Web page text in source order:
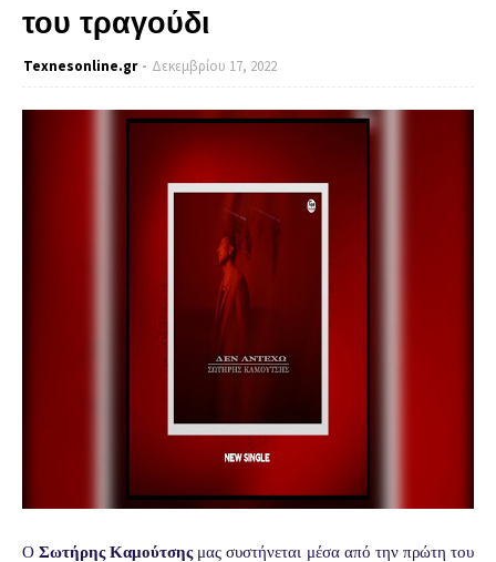
του τραγούδι
Texnesοnline.gr Δεκεμβρίου 17, 2022
ΟΣωτήρης Καμούτσηςμας συστήνεται μέσα από την πρώτη του